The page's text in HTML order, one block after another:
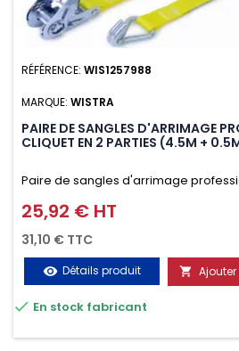
RÉFÉRENCE: WIS1257988
MARQUE: WISTRA
PAIRE DE SANGLES D'ARRIMAGE
CLIQUET EN 2 PARTIES (4.5M +
Paire de sangles d'arrimage
crochet en 2 parties (4.5M + 0.5M /
d'utilisation. Permet d'arrimer et de
vos chargements pendant le
très résistante aux UV et aux
n'absorbe pas l'eau.
Prix
25,92 € HT
31,10 € TTC
visibility Détails produit 
 En stock fabricant